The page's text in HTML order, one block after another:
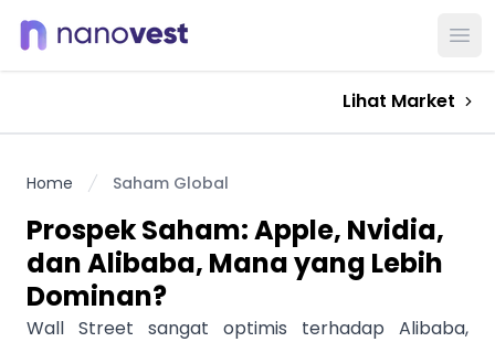
Lihat Market
Home Saham Global
Prospek Saham: Apple, Nvidia,
dan Alibaba, Mana yang Lebih
Dominan?
Wall Street sangat optimis terhadap Alibaba,